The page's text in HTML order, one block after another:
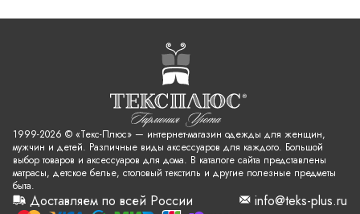
1999-2026 © «Текс-Плюс» — интернет-магазин одежды для женщин,
мужчин и детей. Различные виды аксессуаров для каждого. Большой
выбор товаров и аксессуаров для дома. В каталоге сайта представлены
матрасы, детское белье, столовый текстиль и другие полезные предметы
быта.
Доставляем по всей России info@teks-plus.ru